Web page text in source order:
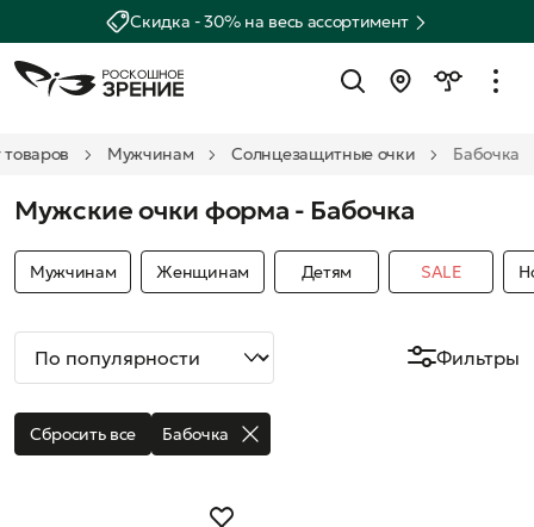
Скидка - 30% на весь ассортимент
товаров Мужчинам Солнцезащитные очки Бабочка
Мужские очки форма - Бабочка
Мужчинам Женщинам Детям SALE
Фильтры
Бабочка
Сбросить все